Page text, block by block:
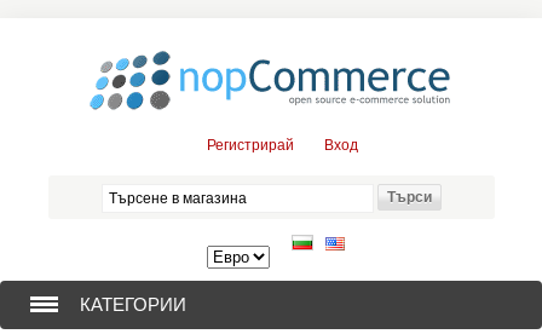
Регистрирай Вход
КАТЕГОРИИ